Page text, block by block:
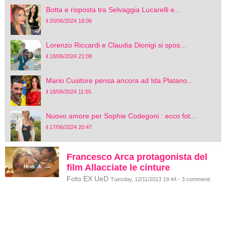
Botta e risposta tra Selvaggia Lucarelli e...
il 20/06/2024 18:06
Lorenzo Riccardi e Claudia Dionigi si spos...
il 18/06/2024 21:08
Mario Cusitore pensa ancora ad Ida Platano...
il 18/06/2024 11:55
Nuovo amore per Sophie Codegoni : ecco fot...
il 17/06/2024 20:47
Francesco Arca protagonista del
film Allacciate le cinture
Foto EX UeD Tuesday, 12/11/2013 19:44 - 3 commenti